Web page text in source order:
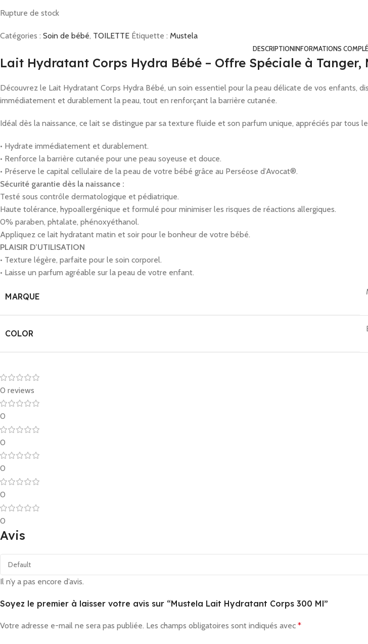
Rupture de stock
Catégories : Soin de bébé, TOILETTE Étiquette : Mustela
DESCRIPTIONINFORMATIONS
Lait Hydratant Corps Hydra Bébé – Offre Spéciale à Tanger,
Découvrez le Lait Hydratant Corps Hydra Bébé, un soin essentiel pour la peau délicate de vos enfants,
immédiatement et durablement la peau, tout en renforçant la barrière cutanée.
Idéal dès la naissance, ce lait se distingue par sa texture fluide et son parfum unique, appréciés par tous
• Hydrate immédiatement et durablement.
• Renforce la barrière cutanée pour une peau soyeuse et douce.
• Préserve le capital cellulaire de la peau de votre bébé grâce au Perséose d’Avocat®.
Sécurité garantie dès la naissance :
Testé sous contrôle dermatologique et pédiatrique.
Haute tolérance, hypoallergénique et formulé pour minimiser les risques de réactions allergiques.
0% paraben, phtalate, phénoxyéthanol.
Appliquez ce lait hydratant matin et soir pour le bonheur de votre bébé.
PLAISIR D’UTILISATION
• Texture légère, parfaite pour le soin corporel.
• Laisse un parfum agréable sur la peau de votre enfant.
MARQUE
COLOR
0 reviews
0
0
0
0
0
Avis
Il n’y a pas encore d’avis.
Soyez le premier à laisser votre avis sur “Mustela Lait Hydratant Corps 300 Ml”
Votre adresse e-mail ne sera pas publiée. Les champs obligatoires sont indiqués avec *